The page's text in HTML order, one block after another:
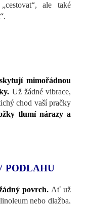
ale také
mimořádnou
Už žádné vibrace,
chod vaší pračky
tlumí nárazy a
PODLAHU
povrch. Ať už
nebo dlažba,